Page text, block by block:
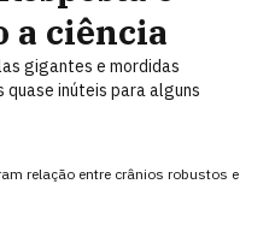
a ciência
gigantes e mordidas
inúteis para alguns
relação entre crânios robustos e